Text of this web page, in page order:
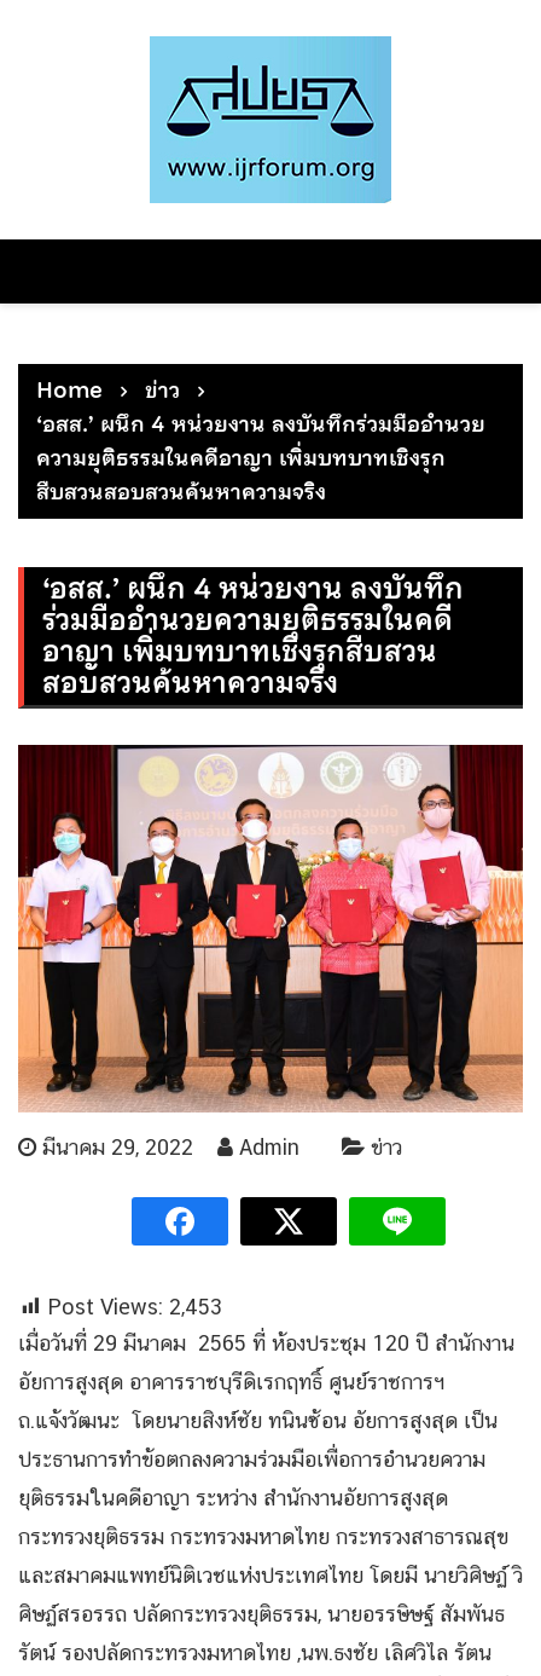
Home
ข่าว
‘อสส.’ ผนึก 4 หน่วยงาน ลงบันทึกร่วมมืออำนวย
ความยุติธรรมในคดีอาญา เพิ่มบทบาทเชิงรุก
สืบสวนสอบสวนค้นหาความจริง
‘อสส.’ ผนึก 4 หน่วยงาน ลงบันทึก
ร่วมมืออำนวยความยุติธรรมในคดี
อาญา เพิ่มบทบาทเชิงรุกสืบสวน
สอบสวนค้นหาความจริง
มีนาคม 29, 2022 Admin ข่าว
Post Views: 2,453
เมื่อวันที่ 29 มีนาคม 2565 ที่ ห้องประชุม 120 ปี สำนักงาน
อัยการสูงสุด อาคารราชบุรีดิเรกฤทธิ์ ศูนย์ราชการฯ
ถ.แจ้งวัฒนะ โดยนายสิงห์ชัย ทนินซ้อน อัยการสูงสุด เป็น
ประธานการทำข้อตกลงความร่วมมือเพื่อการอำนวยความ
ยุติธรรมในคดีอาญา ระหว่าง สำนักงานอัยการสูงสุด
กระทรวงยุติธรรม กระทรวงมหาดไทย กระทรวงสาธารณสุข
และสมาคมแพทย์นิติเวชแห่งประเทศไทย โดยมี นายวิศิษฏ์ วิ
ศิษฏ์สรอรรถ ปลัดกระทรวงยุติธรรม, นายอรรษิษฐ์ สัมพันธ
รัตน์ รองปลัดกระทรวงมหาดไทย ,นพ.ธงชัย เลิศวิไล รัตน